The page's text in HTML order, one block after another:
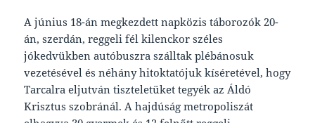
A június 18-án megkezdett napközis táborozók 20-
án, szerdán, reggeli fél kilenckor széles
jókedvükben autóbuszra szálltak plébánosuk
vezetésével és néhány hitoktatójuk kíséretével, hogy
Tarcalra eljutván tiszteletüket tegyék az Áldó
Krisztus szobránál. A hajdúság metropoliszát